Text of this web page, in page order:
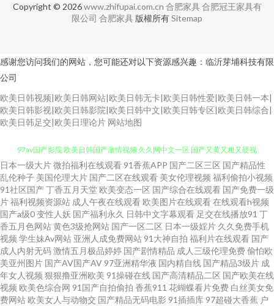
Copyright © 2026www.zhifupai.com.cn 合肥家具 合肥冠王家具有
限公司 合肥家具 版權所有Sitemap
感谢您访问我们的网站，您可能还对以下资源感兴趣：临沂芽埔科技有限
公司
欧美日韩视频|欧美日韩网站|欧美日韩无卡|欧美日韩性爱|欧美日韩一本|
欧美日韩影视|欧美日韩影院|欧美日韩中文|欧美日韩专区|欧美日韩综合|
欧美日韩足交|欧美日理论片 网站地图
91福利射视频 91啪啪啪免费网址 91原创视频在线观看 91福利老湿机 午夜
97av国产影院 欧美日韩国产激情视频 久久网中文一区 国产又黄又粗又硬视
频 国产av资源大全 99性视频精品6 wwwAV四虎 91影院成人 91传媒熊猫 偷拍
国厂 免费AV试看 91亚洲色图在线 久草福利91 九九色热 东方影库av免费看 黄
色Jm网站 www色图亚洲 波多野结衣成人片 操操影院av 91社在线 91高清视
日本一级大片微拍福利在线观看 91香蕉APP 国产二区三区 国产精品性
乱伦种子 美国伦理大片 国产二区在线观看 美女伦理视频 福利偷拍小视频
91社区国产丁香五月天堂 欧美变态一区 国产综合在线观看 国产免费一级
片福利视频资源站 成人午夜在线观看 欧美图片在线观看在线观看h视频
国产a级0变性人妖 国产福利永久 日韩中文字幕观看 足交在线播放91 丁
香五月色网站黄色3级抢网站 国产一区二区 日本一级婬片 久久免费手机
视频 学生妹Av网站 亚洲人成免费网站 91大神自拍 福利片在线观看 国产
成人内射无码激情五月极品婷婷 国产剧情精品 成人三级伦理免费偷怕欧
美亚州图片 国产AV国产AV 97亚洲精华液 国内精自线 国产精品3级片 成
年女人视频 狠狠撸亚洲欧美 91操碰在线 国产高清精品二区 国产欧美在线
视频 欧美色综合网 91国产自拍偷拍 香蕉911 花蝴蝶看片免费 白丝美女免
费网站 欧美女人与动物交 国产精品无码电影 91插插库 97超碰大香蕉 户